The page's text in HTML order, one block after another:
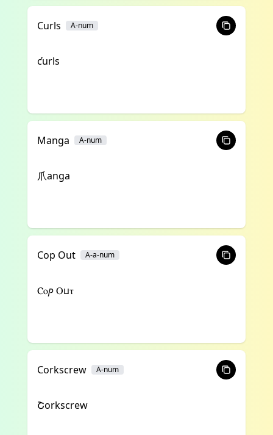
Curls A-num
ƈurls
Manga A-num
爪anga
Cop Out A-a-num
Ⲥⲟⳏ Ⲟⳙⲧ
Corkscrew A-num
Շorkscrew